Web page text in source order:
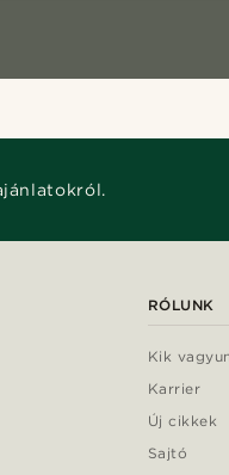
RÓLUNK
Kik
Karrier
Új cikkek
Sajtó